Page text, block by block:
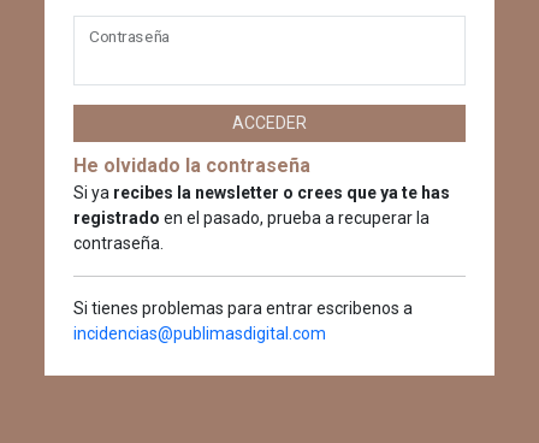
Contraseña
ACCEDER
He olvidado la contraseña
Si ya recibes la newsletter o crees que ya te has
registrado en el pasado, prueba a recuperar la
contraseña.
Si tienes problemas para entrar escribenos a
incidencias@publimasdigital.com